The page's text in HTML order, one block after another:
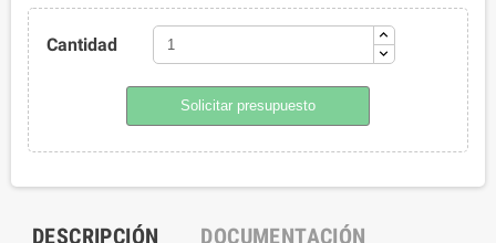
Cantidad
Solicitar presupuesto
DESCRIPCIÓN
DOCUMENTACIÓN